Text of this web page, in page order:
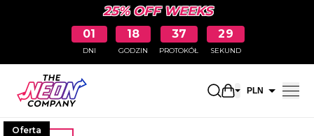
25% OFF WEEKS
01
DNI
18
GODZIN
37
PROTOKÓŁ
28
SEKUND
Otwarty koszyk
PLN
Oferta